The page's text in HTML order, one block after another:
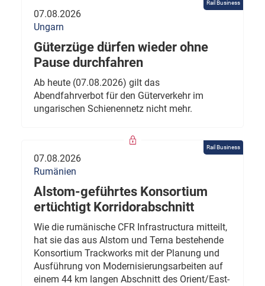
Rail Business
07.08.2026
Ungarn
Güterzüge dürfen wieder ohne
Pause durchfahren
Ab heute (07.08.2026) gilt das
Abendfahrverbot für den Güterverkehr im
ungarischen Schienennetz nicht mehr.
Rail Business
07.08.2026
Rumänien
Alstom-geführtes Konsortium
ertüchtigt Korridorabschnitt
Wie die rumänische CFR Infrastructura mitteilt,
hat sie das aus Alstom und Terna bestehende
Konsortium Trackworks mit der Planung und
Ausführung von Modernisierungsarbeiten auf
einem 44 km langen Abschnitt des Orient/East-